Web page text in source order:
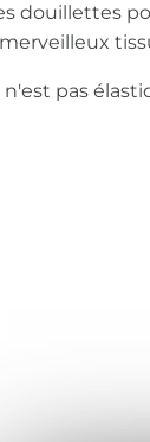
douillettes
pas